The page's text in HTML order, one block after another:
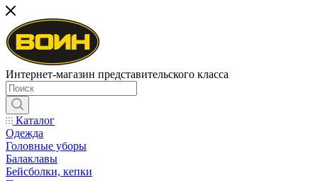
Интернет-магазин представительского класса
Каталог
Одежда
Головные уборы
Балаклавы
Бейсболки, кепки